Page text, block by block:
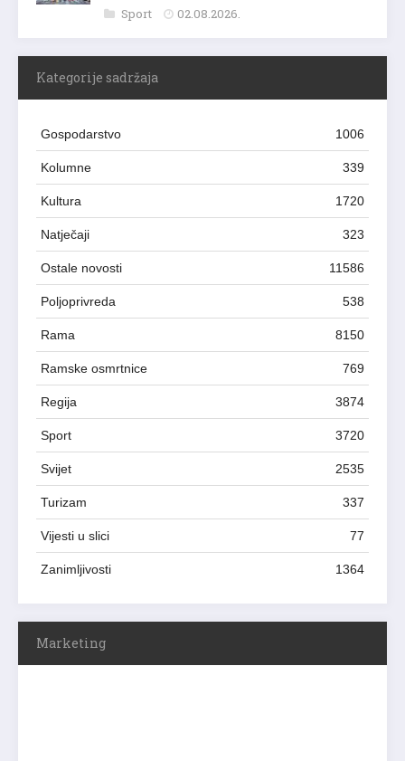
Sport 02.08.2026.
Kategorije sadržaja
Gospodarstvo 1006
Kolumne 339
Kultura 1720
Natječaji 323
Ostale novosti 11586
Poljoprivreda 538
Rama 8150
Ramske osmrtnice 769
Regija 3874
Sport 3720
Svijet 2535
Turizam 337
Vijesti u slici 77
Zanimljivosti 1364
Marketing